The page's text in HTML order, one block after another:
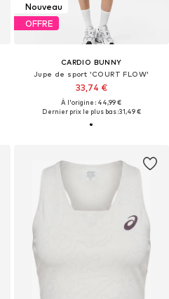
Nouveau
OFFRE
CARDIO BUNNY
Jupe de sport 'COURT FLOW'
33,74 €
À l'origine : 44,99 €
Dernier prix le plus bas :31,49 €